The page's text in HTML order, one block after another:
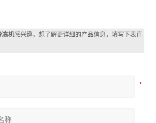
冻机感兴趣，想了解更详细的产品信息，填写下表直